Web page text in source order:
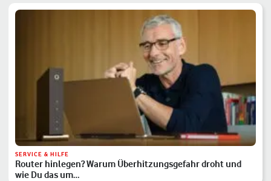
SERVICE & HILFE
Router hinlegen? Warum Überhitzungsgefahr droht und
wie Du das um…